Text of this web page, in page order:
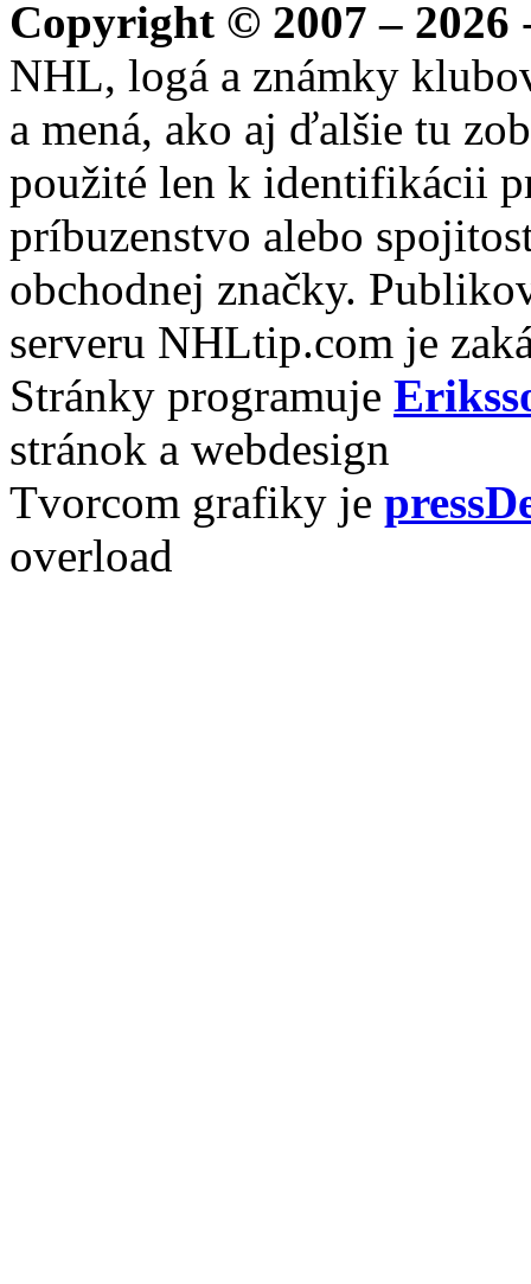
Copyright © 2007 – 2026
NHL, logá a známky
a mená, ako aj ďalšie tu
použité len k identifikácii
príbuzenstvo alebo
obchodnej značky.
serveru NHLtip.com je
Stránky programuje
stránok a webdesign
Tvorcom grafiky je
overload